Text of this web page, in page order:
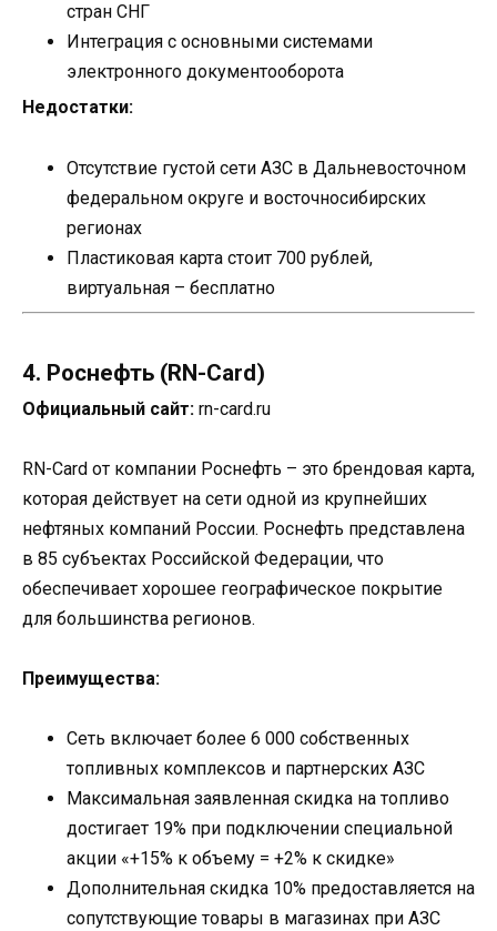
стран СНГ
Интеграция с основными системами
электронного документооборота
Недостатки:
Отсутствие густой сети АЗС в Дальневосточном
федеральном округе и восточносибирских
регионах
Пластиковая карта стоит 700 рублей,
виртуальная – бесплатно
4. Роснефть (RN-Card)
Официальный сайт: rn-card.ru
RN-Card от компании Роснефть – это брендовая карта,
которая действует на сети одной из крупнейших
нефтяных компаний России. Роснефть представлена
в 85 субъектах Российской Федерации, что
обеспечивает хорошее географическое покрытие
для большинства регионов.
Преимущества:
Сеть включает более 6 000 собственных
топливных комплексов и партнерских АЗС
Максимальная заявленная скидка на топливо
достигает 19% при подключении специальной
акции «+15% к объему = +2% к скидке»
Дополнительная скидка 10% предоставляется на
сопутствующие товары в магазинах при АЗС